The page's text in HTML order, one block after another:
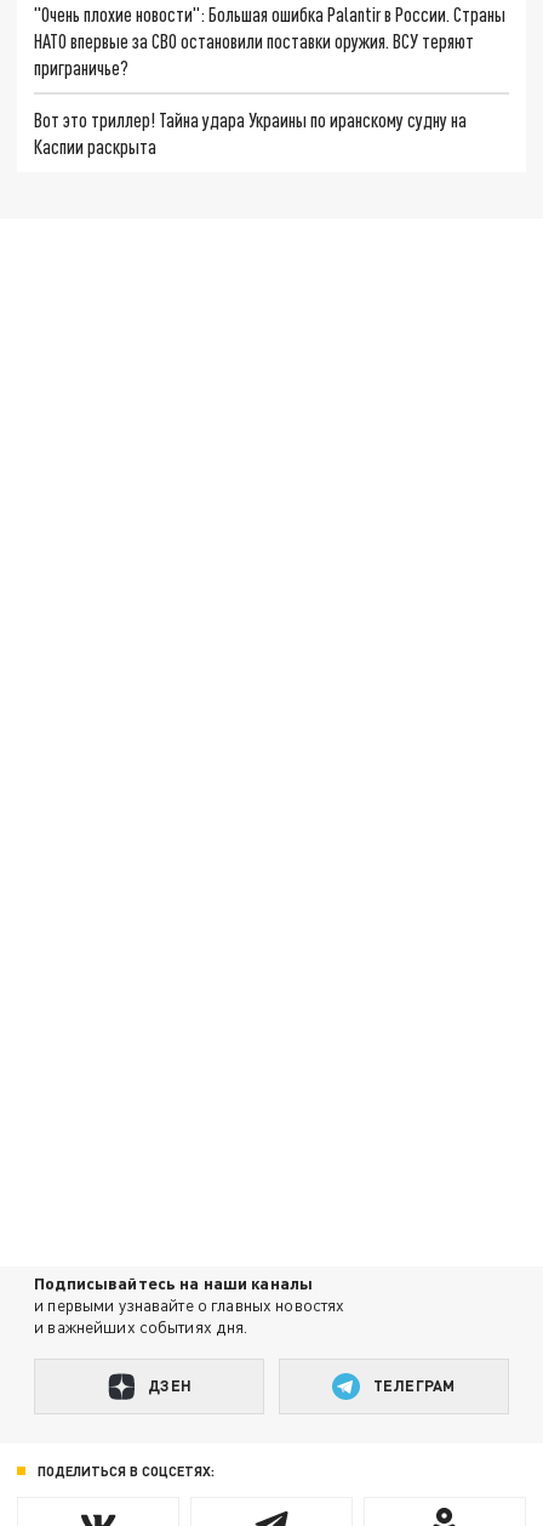
"Очень плохие новости": Большая ошибка Palantir в России. Страны
НАТО впервые за СВО остановили поставки оружия. ВСУ теряют
приграничье?
Вот это триллер! Тайна удара Украины по иранскому судну на
Каспии раскрыта
Подписывайтесь на наши каналы
и первыми узнавайте о главных новостях
и важнейших событиях дня.
ДЗЕН ТЕЛЕГРАМ
ПОДЕЛИТЬСЯ В СОЦСЕТЯХ: